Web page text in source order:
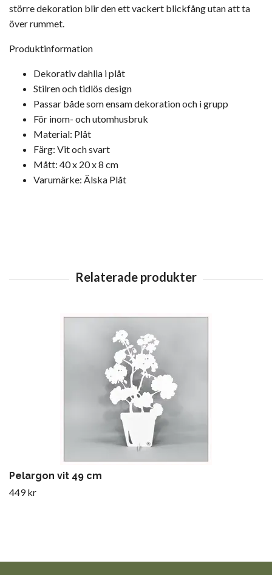
större dekoration blir den ett vackert blickfång utan att ta
över rummet.
Produktinformation
Dekorativ dahlia i plåt
Stilren och tidlös design
Passar både som ensam dekoration och i grupp
För inom- och utomhusbruk
Material: Plåt
Färg: Vit och svart
Mått: 40 x 20 x 8 cm
Varumärke: Älska Plåt
Pelargon vit 49 cm
449 kr